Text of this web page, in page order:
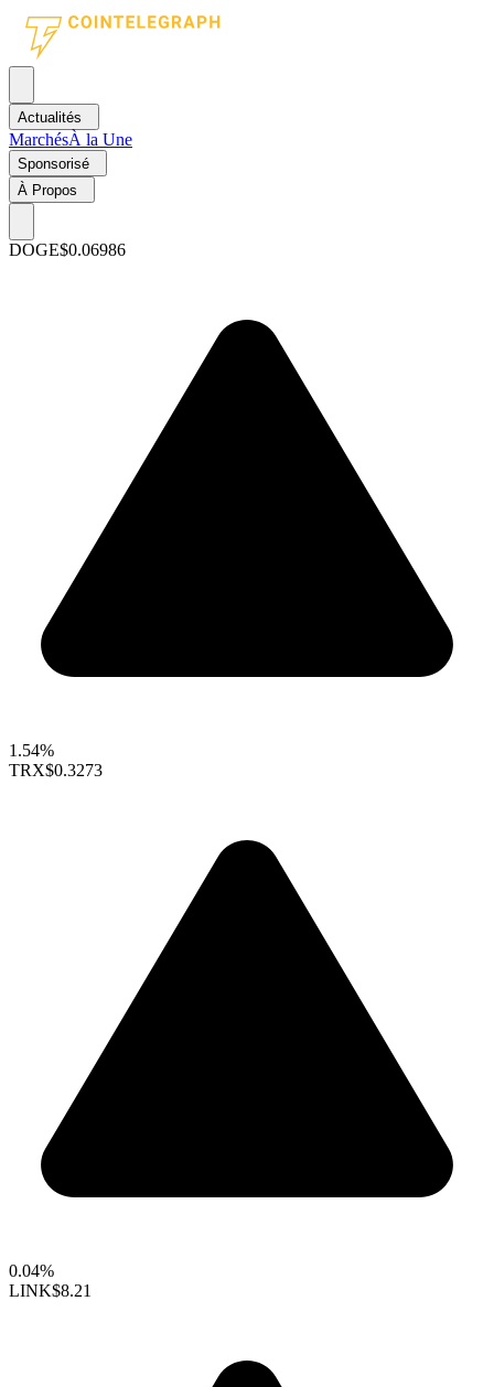
Actualités
MarchésÀ la Une
Sponsorisé
À Propos
DOGE$0.06986
1.54%
TRX$0.3273
0.04%
LINK$8.21